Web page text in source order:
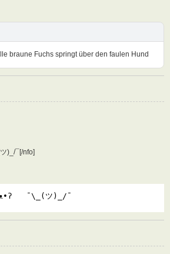
braune Fuchs springt über den faulen Hund
)_/¯[/nfo]
¯\_(ツ)_/¯